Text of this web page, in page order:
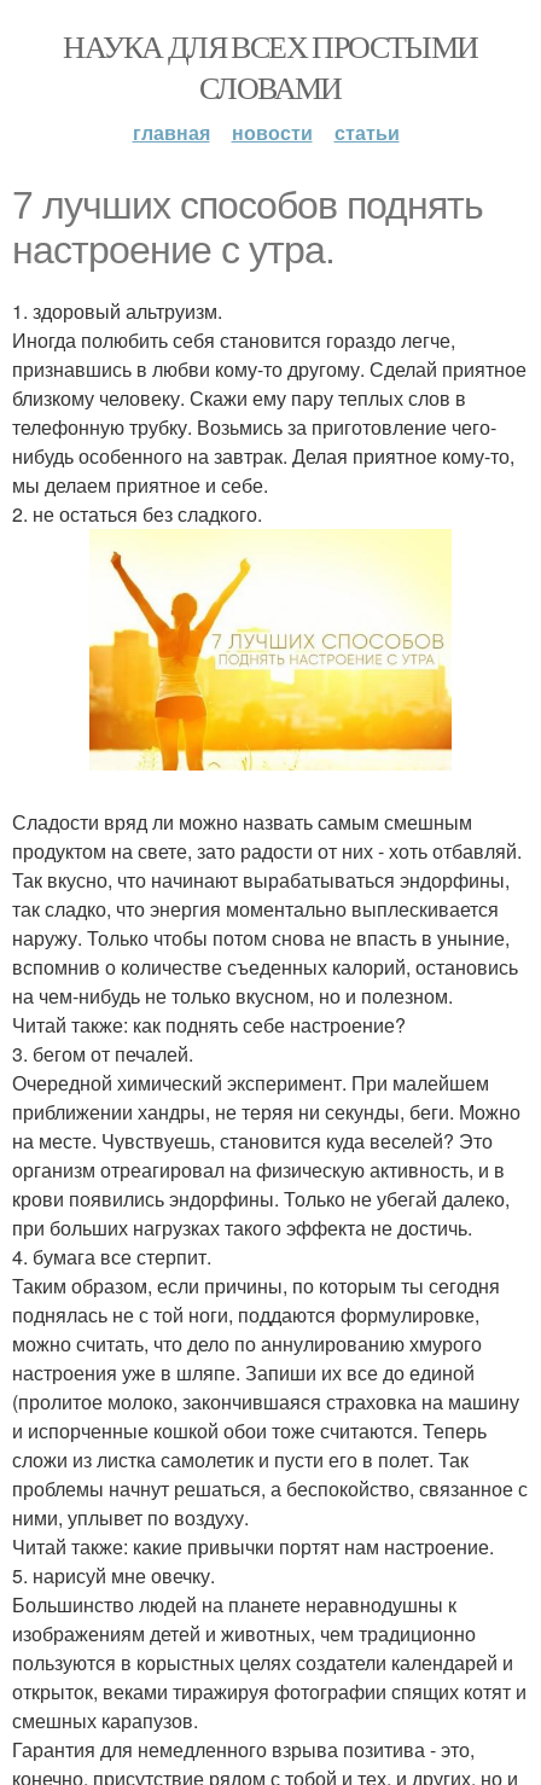
НАУКА ДЛЯ ВСЕХ ПРОСТЫМИ
СЛОВАМИ
главная новости статьи
7 лучших способов поднять
настроение с утра.
1. здоровый альтруизм.
Иногда полюбить себя становится гораздо легче,
признавшись в любви кому-то другому. Сделай приятное
близкому человеку. Скажи ему пару теплых слов в
телефонную трубку. Возьмись за приготовление чего-
нибудь особенного на завтрак. Делая приятное кому-то,
мы делаем приятное и себе.
2. не остаться без сладкого.
Сладости вряд ли можно назвать самым смешным
продуктом на свете, зато радости от них - хоть отбавляй.
Так вкусно, что начинают вырабатываться эндорфины,
так сладко, что энергия моментально выплескивается
наружу. Только чтобы потом снова не впасть в уныние,
вспомнив о количестве съеденных калорий, остановись
на чем-нибудь не только вкусном, но и полезном.
Читай также: как поднять себе настроение?
3. бегом от печалей.
Очередной химический эксперимент. При малейшем
приближении хандры, не теряя ни секунды, беги. Можно
на месте. Чувствуешь, становится куда веселей? Это
организм отреагировал на физическую активность, и в
крови появились эндорфины. Только не убегай далеко,
при больших нагрузках такого эффекта не достичь.
4. бумага все стерпит.
Таким образом, если причины, по которым ты сегодня
поднялась не с той ноги, поддаются формулировке,
можно считать, что дело по аннулированию хмурого
настроения уже в шляпе. Запиши их все до единой
(пролитое молоко, закончившаяся страховка на машину
и испорченные кошкой обои тоже считаются. Теперь
сложи из листка самолетик и пусти его в полет. Так
проблемы начнут решаться, а беспокойство, связанное с
ними, уплывет по воздуху.
Читай также: какие привычки портят нам настроение.
5. нарисуй мне овечку.
Большинство людей на планете неравнодушны к
изображениям детей и животных, чем традиционно
пользуются в корыстных целях создатели календарей и
открыток, веками тиражируя фотографии спящих котят и
смешных карапузов.
Гарантия для немедленного взрыва позитива - это,
конечно, присутствие рядом с тобой и тех, и других, но и